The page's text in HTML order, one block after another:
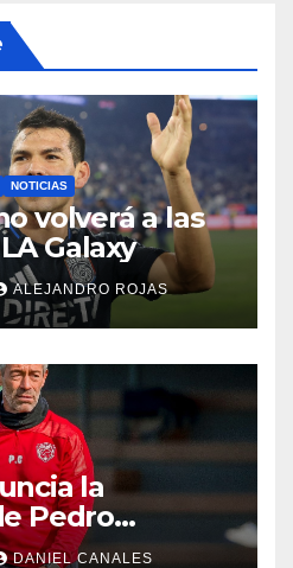
NOTICIAS
volverá a las
Galaxy
ALEJANDRO ROJAS
la
Pedro
DANIEL CANALES